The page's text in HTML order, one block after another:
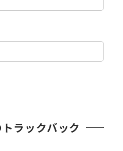
ラックバック